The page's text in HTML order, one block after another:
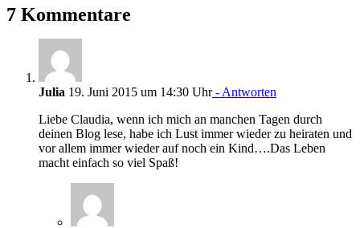
7 Kommentare
Julia 19. Juni 2015 um 14:30 Uhr- Antworten
Liebe Claudia, wenn ich mich an manchen Tagen durch
deinen Blog lese, habe ich Lust immer wieder zu heiraten und
vor allem immer wieder auf noch ein Kind….Das Leben
macht einfach so viel Spaß!